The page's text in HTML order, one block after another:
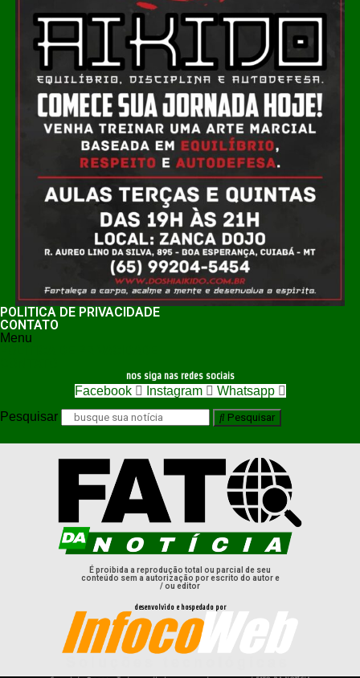
POLÍTICA DE PRIVACIDADE
CONTATO
Menu
nos siga nas redes sociais
Facebook Instagram
Whatsapp
Pesquisar
Pesquisar
É proibida a reprodução total ou parcial de seu
conteúdo sem a autorização por escrito do autor e
/ ou editor
desenvolvido e hospedado por